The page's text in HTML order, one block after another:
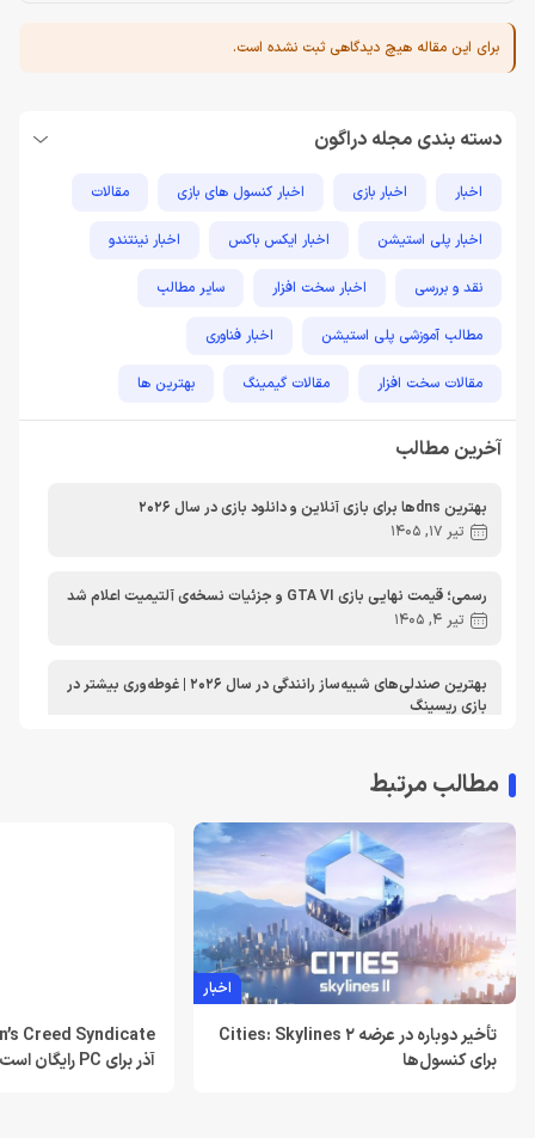
برای این مقاله هیچ دیدگاهی ثبت نشده است.
دسته بندی مجله دراگون
اخبار اخبار بازی اخبار کنسول های بازی مقالات
اخبار پلی استیشن اخبار ایکس باکس اخبار نینتندو
نقد و بررسی اخبار سخت افزار سایر مطالب
مطالب آموزشی پلی استیشن اخبار فناوری
مقالات سخت افزار مقالات گیمینگ بهترین ها
مطالب آموزشی ایکس باکس
آخرین مطالب
بهترین dnsها برای بازی آنلاین و دانلود بازی در سال 2026
تیر 17, 1405
رسمی؛ قیمت نهایی بازی GTA VI و جزئیات نسخه‌ی آلتیمیت اعلام شد
تیر 4, 1405
بهترین صندلی‌های شبیه‌ساز رانندگی در سال 2026 | غوطه‌وری بیشتر در
بازی ریسینگ
تیر 30, 1404
بهترین دی ان اس برای پلی استیشن | معرفی dns برای PS5
تیر 30, 1404
لغو توسعه بازی Just Cause 5 توسط اسکوئر انیکس
مطالب مرتبط
اخبار
تأخیر دوباره در عرضه Cities: Skylines 2
برای کنسول‌ها
آذر برای PC رایگان است